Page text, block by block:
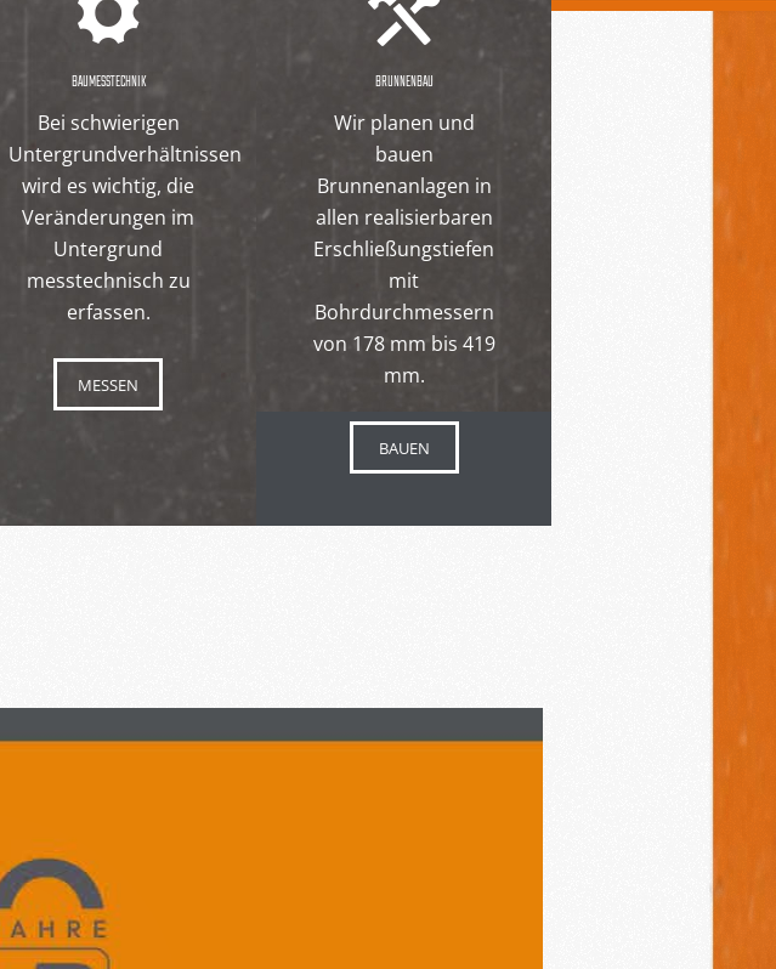
BAUMESSTECHNIK
Bei schwierigen
Untergrundverhältnissen
wird es wichtig, die
Veränderungen im
Untergrund
messtechnisch zu
erfassen.
MESSEN
BRUNNENBAU
Wir planen und
bauen
Brunnenanlagen in
allen realisierbaren
Erschließungstiefen
mit
Bohrdurchmessern
von 178 mm bis 419
mm.
BAUEN